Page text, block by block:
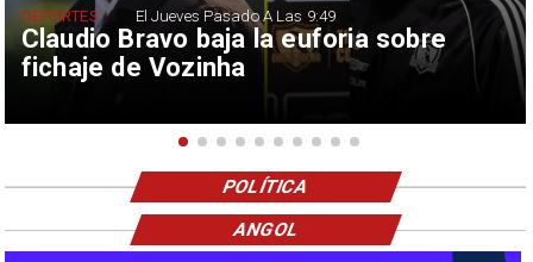
Claudio Bravo baja la euforia sobre
fichaje de Vozinha
DEPORTES El Jueves Pasado A Las 9:49
POLÍTICA
ANGOL